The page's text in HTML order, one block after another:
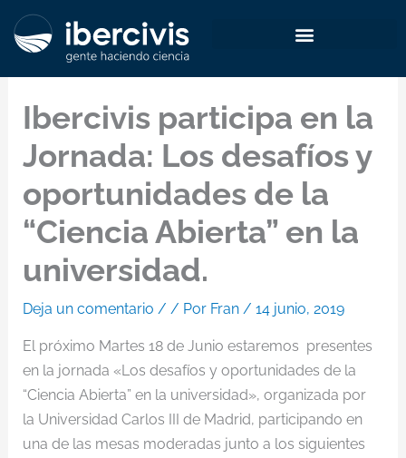
Ibercivis participa en la
Jornada: Los desafíos y
oportunidades de la
“Ciencia Abierta” en la
universidad.
Deja un comentario / / Por Fran / 14 junio, 2019
El próximo Martes 18 de Junio estaremos presentes
en la jornada «Los desafíos y oportunidades de la
“Ciencia Abierta” en la universidad», organizada por
la Universidad Carlos III de Madrid, participando en
una de las mesas moderadas junto a los siguientes